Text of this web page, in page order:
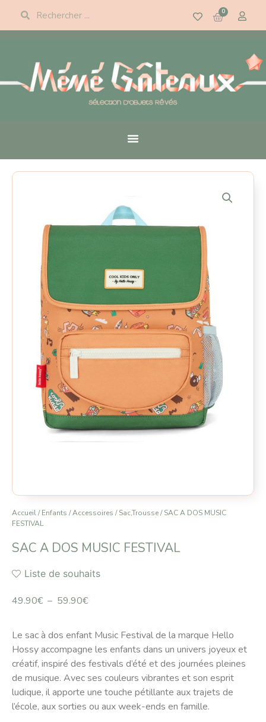
0
Accueil/Enfants /Accessoires /Sac,Trousse/ SAC A DOS MUSIC
FESTIVAL
SAC A DOS MUSIC FESTIVAL
Liste de souhaits
49.90€ – 59.90€
Le sac à dos enfant Music Festival de la marque Hello
Hossy accompagne les enfants dans un univers joyeux et
créatif, inspiré des festivals d’été et des journées pleines
de musique. Avec ses couleurs vibrantes et son esprit
ludique, il apporte une touche pétillante aux trajets de
l’école, aux sorties ou aux week-ends en famille.